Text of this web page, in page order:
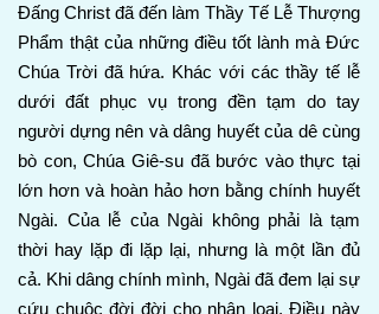
Đấng Christ đã đến làm Thầy Tế Lễ Thượng
Phẩm thật của những điều tốt lành mà Đức
Chúa Trời đã hứa. Khác với các thầy tế lễ
dưới đất phục vụ trong đền tạm do tay
người dựng nên và dâng huyết của dê cùng
bò con, Chúa Giê-su đã bước vào thực tại
lớn hơn và hoàn hảo hơn bằng chính huyết
Ngài. Của lễ của Ngài không phải là tạm
thời hay lặp đi lặp lại, nhưng là một lần đủ
cả. Khi dâng chính mình, Ngài đã đem lại sự
cứu chuộc đời đời cho nhân loại. Điều này